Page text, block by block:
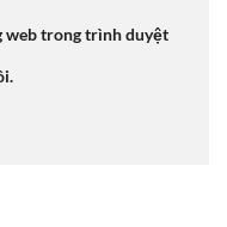
web trong trình duyệt